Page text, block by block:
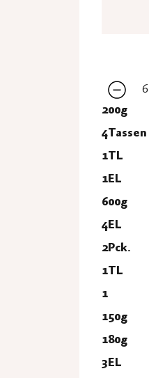
6
200g
4Tassen
1TL
1EL
600g
4EL
2Pck.
1TL
1
150g
180g
3EL